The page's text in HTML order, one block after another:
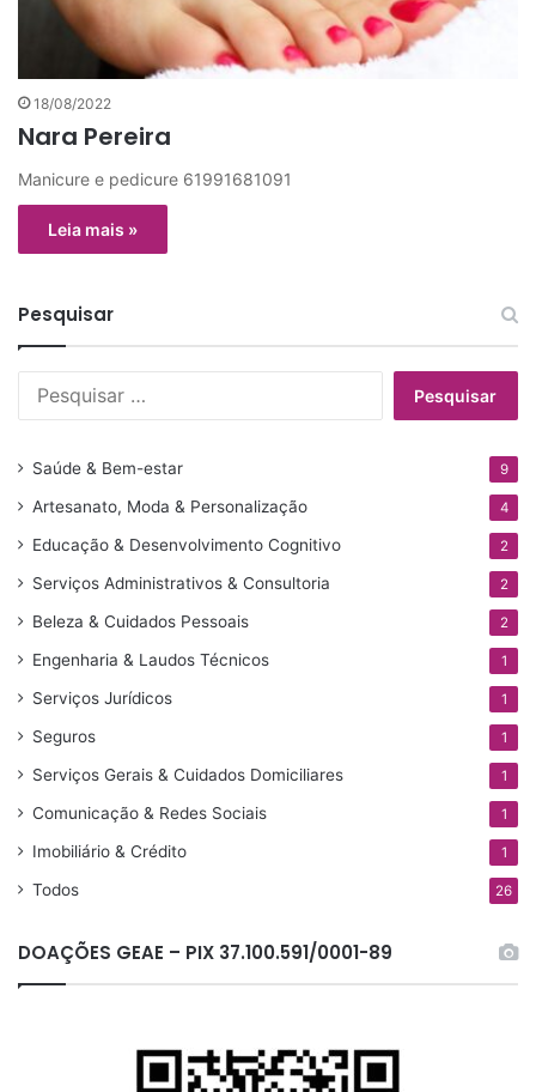
18/08/2022
Nara Pereira
Manicure e pedicure 61991681091
Leia mais »
Pesquisar
Saúde & Bem-estar 9
Artesanato, Moda & Personalização 4
Educação & Desenvolvimento Cognitivo 2
Serviços Administrativos & Consultoria 2
Beleza & Cuidados Pessoais 2
Engenharia & Laudos Técnicos 1
Serviços Jurídicos 1
Seguros 1
Serviços Gerais & Cuidados Domiciliares 1
Comunicação & Redes Sociais 1
Imobiliário & Crédito 1
Todos 26
DOAÇÕES GEAE – PIX 37.100.591/0001-89